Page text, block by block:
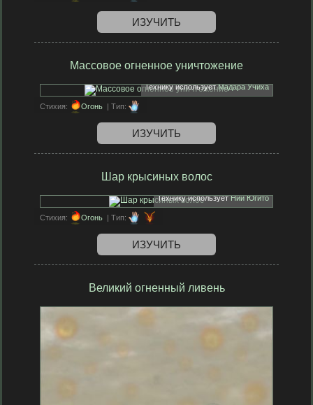
ИЗУЧИТЬ
Массовое огненное уничтожение
Технику используетМадара Учиха
Стихия: Огонь | Тип:
ИЗУЧИТЬ
Шар крысиных волос
Технику используетНии Югито
Стихия: Огонь | Тип:
ИЗУЧИТЬ
Великий огненный ливень